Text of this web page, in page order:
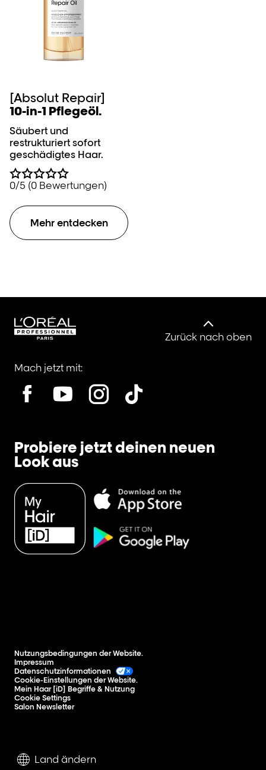
[Absolut Repair]
10-in-1 Pflegeöl.
Säubert und
restrukturiert sofort
geschädigtes Haar.
0/5 (0 Bewertungen)
Mehr entdecken
Zurück nach oben
Mach jetzt mit:
Probiere jetzt deinen neuen
Look aus
Land ändern
Nutzungsbedingungen der Website.
Impressum
Datenschutzinformationen
Cookie-Einstellungen der Website.
Mein Haar [iD] Begriffe & Nutzung
Cookie Settings
Salon Newsletter